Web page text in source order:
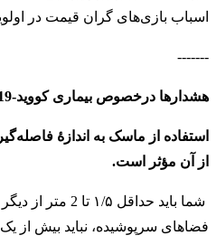
اسباب بازی‌های گران قیمت در
-------
هشدارها درخصوص بیماری کووید-19 را جدی بگیرید
استفاده از ماسک به اندازهٔ
از آن مؤثر است.
شما باید حداقل
فضاهای سرپوشیده، نباید بیش از